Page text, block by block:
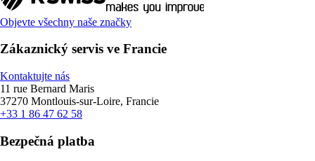
Objevte všechny naše značky
Zákaznický servis ve Francie
Kontaktujte nás
11 rue Bernard Maris
37270 Montlouis-sur-Loire, Francie
+33 1 86 47 62 58
Bezpečná platba